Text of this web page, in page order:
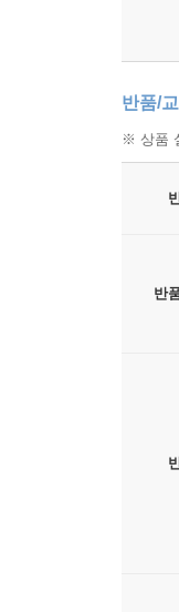
반품/
※ 상품
반